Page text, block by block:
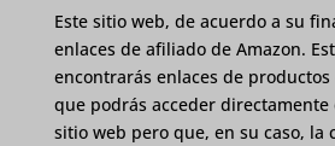
Este sitio web, de acuerdo a su
enlaces de afiliado de Amazon.
encontrarás enlaces de productos
que podrás acceder
sitio web pero que, en su caso, la